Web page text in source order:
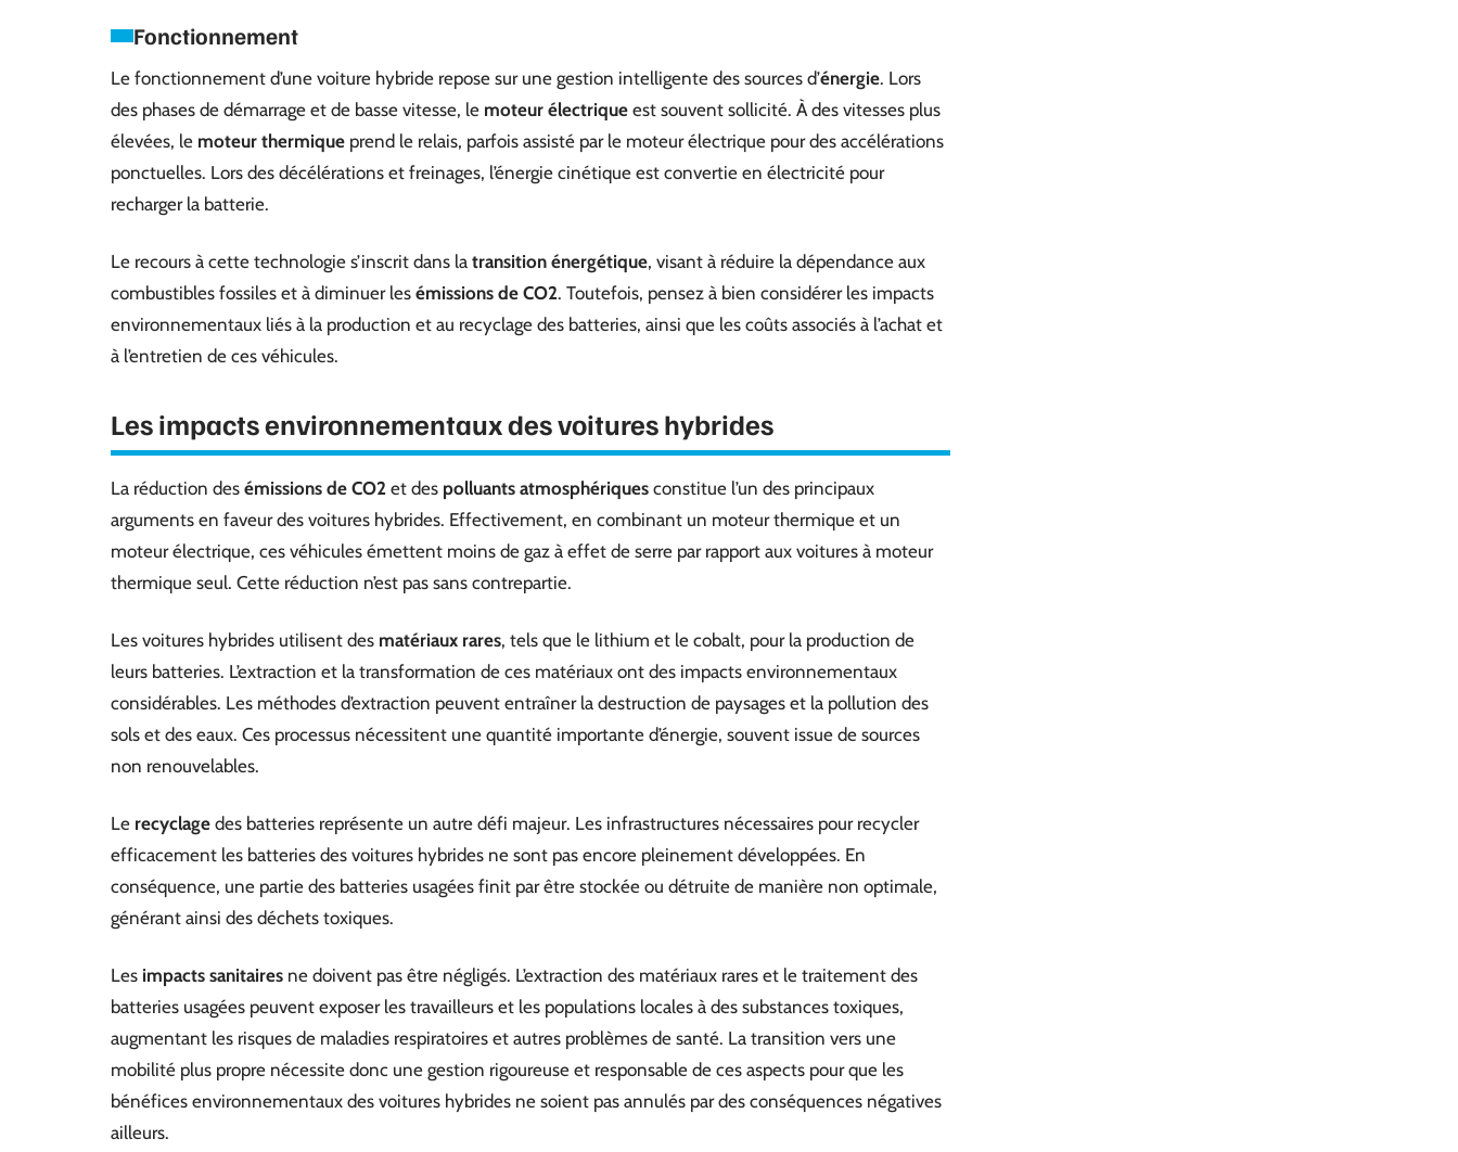
Fonctionnement
Le fonctionnement d’une voiture hybride repose sur une gestion intelligente des sources d’énergie. Lors
des phases de démarrage et de basse vitesse, le moteur électrique est souvent sollicité. À des vitesses plus
élevées, le moteur thermique prend le relais, parfois assisté par le moteur électrique pour des accélérations
ponctuelles. Lors des décélérations et freinages, l’énergie cinétique est convertie en électricité pour
recharger la batterie.
Le recours à cette technologie s’inscrit dans la transition énergétique, visant à réduire la dépendance aux
combustibles fossiles et à diminuer les émissions de CO2. Toutefois, pensez à bien considérer les impacts
environnementaux liés à la production et au recyclage des batteries, ainsi que les coûts associés à l’achat et
à l’entretien de ces véhicules.
Les impacts environnementaux des voitures hybrides
La réduction des émissions de CO2 et des polluants atmosphériques constitue l’un des principaux
arguments en faveur des voitures hybrides. Effectivement, en combinant un moteur thermique et un
moteur électrique, ces véhicules émettent moins de gaz à effet de serre par rapport aux voitures à moteur
thermique seul. Cette réduction n’est pas sans contrepartie.
Les voitures hybrides utilisent des matériaux rares, tels que le lithium et le cobalt, pour la production de
leurs batteries. L’extraction et la transformation de ces matériaux ont des impacts environnementaux
considérables. Les méthodes d’extraction peuvent entraîner la destruction de paysages et la pollution des
sols et des eaux. Ces processus nécessitent une quantité importante d’énergie, souvent issue de sources
non renouvelables.
Le recyclage des batteries représente un autre défi majeur. Les infrastructures nécessaires pour recycler
efficacement les batteries des voitures hybrides ne sont pas encore pleinement développées. En
conséquence, une partie des batteries usagées finit par être stockée ou détruite de manière non optimale,
générant ainsi des déchets toxiques.
Les impacts sanitaires ne doivent pas être négligés. L’extraction des matériaux rares et le traitement des
batteries usagées peuvent exposer les travailleurs et les populations locales à des substances toxiques,
augmentant les risques de maladies respiratoires et autres problèmes de santé. La transition vers une
mobilité plus propre nécessite donc une gestion rigoureuse et responsable de ces aspects pour que les
bénéfices environnementaux des voitures hybrides ne soient pas annulés par des conséquences négatives
ailleurs.